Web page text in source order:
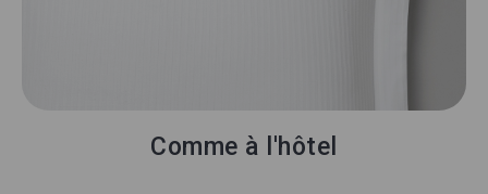
Comme à l'hôtel